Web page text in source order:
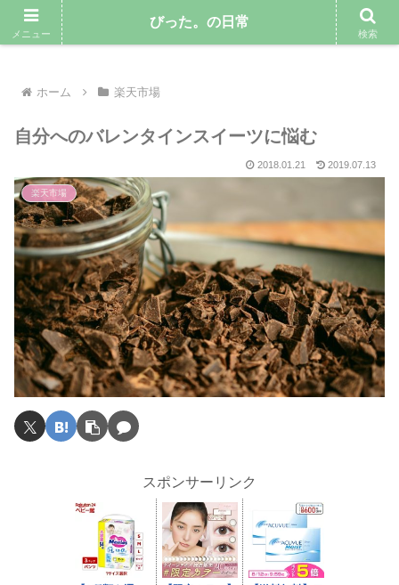
気ままにゆるりと暮らしていきたい専業主婦のブログ
ホーム 楽天市場
自分へのバレンタインスイーツに悩む
2018.01.21 2019.07.13
楽天市場
スポンサーリンク
メニュー
びった。の日常
検索